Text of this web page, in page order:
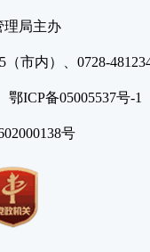
理局主办
市内）、0728-
鄂ICP备05005537号
号